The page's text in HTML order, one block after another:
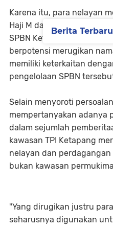
Karena itu, para nelayan
Haji M dalam berbagai isu
SPBN Ketapang
berpotensi merugikan
memiliki keterkaitan
pengelolaan SPBN
Selain menyoroti
mempertanyakan adanya
dalam sejumlah
kawasan TPI Ketapang
nelayan dan
bukan kawasan
"Yang dirugikan justru
seharusnya digunakan
Berita Terbaru